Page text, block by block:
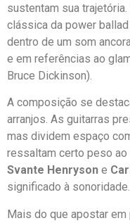
sustentam sua
clássica da power
dentro de um som
e em referências ao
Bruce Dickinson).
A composição se
arranjos. As guitarras
mas dividem espaço
ressaltam certo peso ao
Svante Henryson e
significado à sonoridade.
Mais do que apostar